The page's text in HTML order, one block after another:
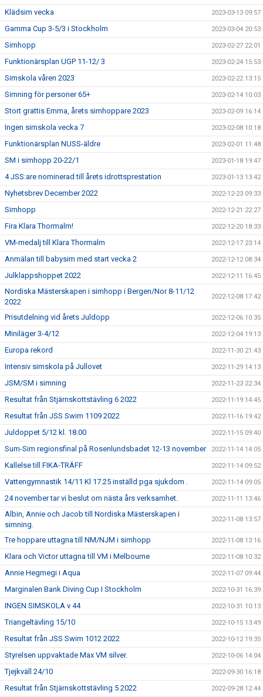
Klädsim vecka 2023-03-13 09:57
Gamma Cup 3-5/3 i Stockholm 2023-03-04 20:53
Simhopp 2023-02-27 22:01
Funktionärsplan UGP 11-12/ 3 2023-02-24 15:53
Simskola våren 2023 2023-02-22 13:15
Simning för personer 65+ 2023-02-14 10:03
Stort grattis Emma, årets simhoppare 2023 2023-02-09 16:14
Ingen simskola vecka 7 2023-02-08 10:18
Funktionärsplan NUSS-äldre 2023-02-01 11:48
SM i simhopp 20-22/1 2023-01-18 19:47
4 JSS:are nominerad till årets idrottsprestation 2023-01-13 13:42
Nyhetsbrev December 2022 2022-12-23 09:33
Simhopp 2022-12-21 22:27
Fira Klara Thormalm! 2022-12-20 18:33
VM-medalj till Klara Thormalm 2022-12-17 23:14
Anmälan till babysim med start vecka 2 2022-12-12 08:34
Julklappshoppet 2022 2022-12-11 16:45
Nordiska Mästerskapen i simhopp i Bergen/Nor 8-11/12
2022
2022-12-08 17:42
Prisutdelning vid årets Juldopp 2022-12-06 10:35
Miniläger 3-4/12 2022-12-04 19:13
Europa rekord 2022-11-30 21:43
Intensiv simskola på Jullovet 2022-11-29 14:13
JSM/SM i simning 2022-11-23 22:34
Resultat från Stjärnskottstävling 6 2022 2022-11-19 14:45
Resultat från JSS Swim 1109 2022 2022-11-16 19:42
Juldoppet 5/12 kl. 18.00 2022-11-15 09:40
Sum-Sim regionsfinal på Rosenlundsbadet 12-13 november 2022-11-14 14:05
Kallelse till FIKA-TRÄFF 2022-11-14 09:52
Vattengymnastik 14/11 Kl 17.25 inställd pga sjukdom . 2022-11-14 09:05
24 november tar vi beslut om nästa års verksamhet. 2022-11-11 13:46
Albin, Annie och Jacob till Nordiska Mästerskapen i
simning.
2022-11-08 13:57
Tre hoppare uttagna till NM/NJM i simhopp 2022-11-08 13:16
Klara och Victor uttagna till VM i Melbourne 2022-11-08 10:32
Annie Hegmegi i Aqua 2022-11-07 09:44
Marginalen Bank Diving Cup I Stockholm 2022-10-31 16:39
INGEN SIMSKOLA v 44 2022-10-31 10:13
Triangeltävling 15/10 2022-10-15 13:49
Resultat från JSS Swim 1012 2022 2022-10-12 19:35
Styrelsen uppvaktade Max VM silver. 2022-10-06 14:04
Tjejkväll 24/10 2022-09-30 16:18
Resultat från Stjärnskottstävling 5 2022 2022-09-28 12:44